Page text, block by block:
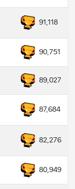
91,118
90,751
89,027
87,684
82,276
80,949